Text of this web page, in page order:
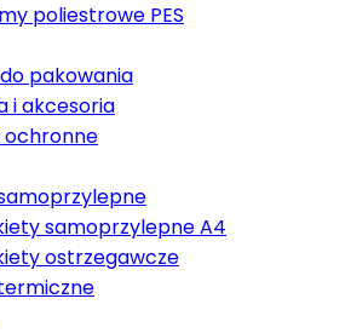
poliestrowe PES
pakowania
i akcesoria
ochronne
samoprzylepne A4
ostrzegawcze